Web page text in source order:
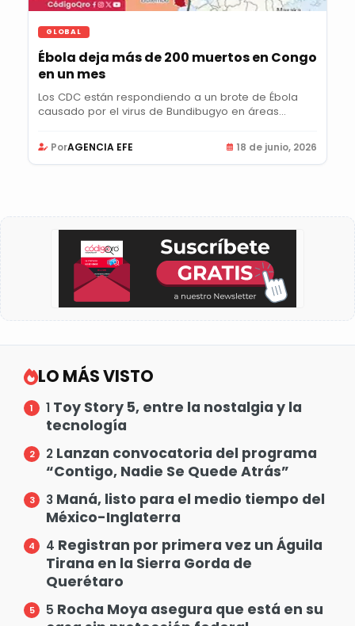
GLOBAL
Ébola deja más de 200 muertos en Congo
en un mes
Los CDC están respondiendo a un brote de Ébola
causado por el virus de Bundibugyo en áreas
PorAGENCIA EFE 18 de junio, 2026
LO MÁS VISTO
1 Toy Story 5, entre la nostalgia y la
tecnología
2 Lanzan convocatoria del programa
“Contigo, Nadie Se Quede Atrás”
3 Maná, listo para el medio tiempo del
México-Inglaterra
4 Registran por primera vez un Águila
Tirana en la Sierra Gorda de
Querétaro
5 Rocha Moya asegura que está en su